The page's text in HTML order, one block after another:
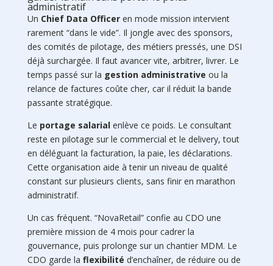
administratif
Un Chief Data Officeren mode mission intervient
rarement “dans le vide”. Il jongle avec des sponsors,
des comités de pilotage, des métiers pressés, une DSI
déjà surchargée. Il faut avancer vite, arbitrer, livrer. Le
temps passé sur la gestion administrative ou la
relance de factures coûte cher, car il réduit la bande
passante stratégique.
Le portage salarialenlève ce poids. Le consultant
reste en pilotage sur le commercial et le delivery, tout
en déléguant la facturation, la paie, les déclarations.
Cette organisation aide à tenir un niveau de qualité
constant sur plusieurs clients, sans finir en marathon
administratif.
Un cas fréquent. “NovaRetail” confie au CDO une
première mission de 4 mois pour cadrer la
gouvernance, puis prolonge sur un chantier MDM. Le
CDO garde la flexibilité d’enchaîner, de réduire ou de